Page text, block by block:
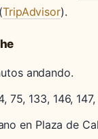
TripAdvisor).
andando.
75, 133, 146,
en Plaza de